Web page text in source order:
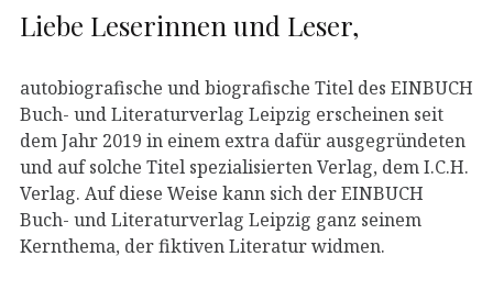
Liebe Leserinnen und Leser,
autobiografische und biografische Titel des EINBUCH
Buch- und Literaturverlag Leipzig erscheinen seit
dem Jahr 2019 in einem extra dafür ausgegründeten
und auf solche Titel spezialisierten Verlag, dem I.C.H.
Verlag. Auf diese Weise kann sich der EINBUCH
Buch- und Literaturverlag Leipzig ganz seinem
Kernthema, der fiktiven Literatur widmen.